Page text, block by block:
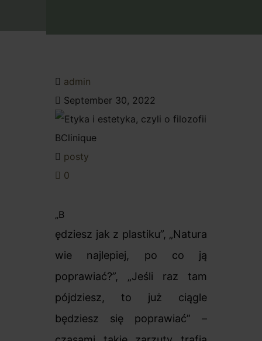
admin
September 30, 2022
posty
0
„B
ędziesz jak z plastiku”, „Natura
wie najlepiej, po co ją
poprawiać?”, „Jeśli raz tam
pójdziesz, to już ciągle
będziesz się poprawiać” –